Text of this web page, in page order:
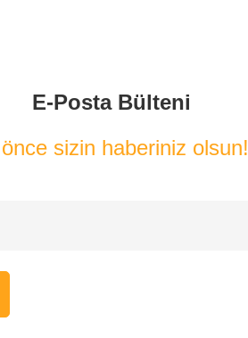
E-Posta Bülteni
sizin haberiniz olsun!